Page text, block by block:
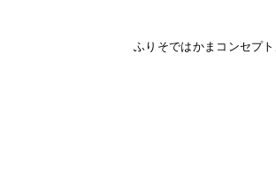
ふりそではかま コンセプト